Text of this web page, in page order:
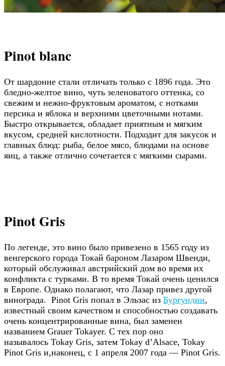
Pinot blanc
От шардонне стали отличать только с 1896 года. Это
бледно-желтое вино, чуть зеленоватого оттенка, со
свежим и нежно-фруктовым ароматом, с нотками
персика и яблока и верхними цветочными нотами.
Быстро открывается, обладает приятным и мягким
вкусом, средней кислотности. Подходит для закусок и
главных блюд: рыба, белое мясо, блюдами на основе
яиц, а также отлично сочетается с мягкими сырами.
Pinot Gris
По легенде, это вино было привезено в 1565 году из
венгерского города Токай бароном Лазаром Швенди,
который обслуживал австрийский дом во время их
конфликта с турками. В то время Токай очень ценился
в Европе. Однако полагают, что Лазар привез другой
винограда. Pinot Gris попал в Эльзас из Бургундии,
известный своим качеством и способностью создавать
очень концентрированные вина, был заменен
названием Grauer Tokayer. С тех пор оно
называлось Tokay Gris, затем Tokay d’Alsace, Tokay
Pinot Gris и,наконец, с 1 апреля 2007 года — Pinot Gris.